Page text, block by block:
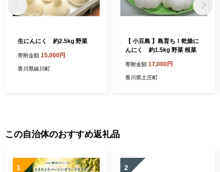
生にんにく 約2.5kg 野菜
寄附金額 15,000円
香川県綾川町
【 小豆島 】島育ち！乾燥に
んにく 約1.5kg 野菜 根菜
寄附金額 17,000円
香川県土庄町
この自治体のおすすめ返礼品
1 2